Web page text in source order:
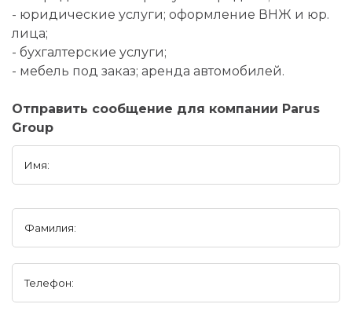
- юридические услуги; оформление ВНЖ и юр.
лица;
- бухгалтерские услуги;
- мебель под заказ; аренда автомобилей.
Отправить сообщение для компании Parus
Group
Имя:
Фамилия:
Телефон: